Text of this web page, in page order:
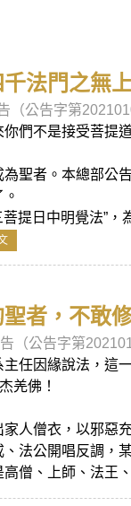
法門之無
（公告字第
們不是接受菩提
聖者。本總部公
提日中明覺法”
者，不敢
（公告字第
任因緣說法，這
羌佛！
人僧衣，以邪惡
法公開唱反調，
僧、上師、法王